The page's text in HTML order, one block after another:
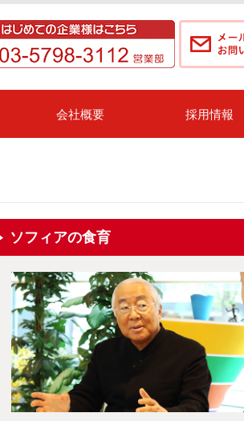
会社概要 採用情報
ソフィアの食育